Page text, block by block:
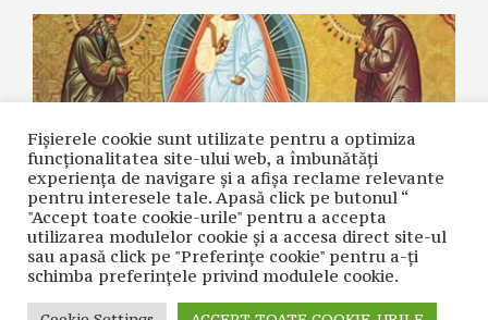
ZOE DANTES – Schimbarea la Față și cea de-a cincea
Evanghelie.
Fișierele cookie sunt utilizate pentru a optimiza
funcţionalitatea site-ului web, a îmbunătăţi
experienţa de navigare şi a afişa reclame relevante
pentru interesele tale. Apasă click pe butonul “
"Accept toate cookie-urile" pentru a accepta
utilizarea modulelor cookie şi a accesa direct site-ul
sau apasă click pe "Preferințe cookie" pentru a-ţi
schimba preferinţele privind modulele cookie.